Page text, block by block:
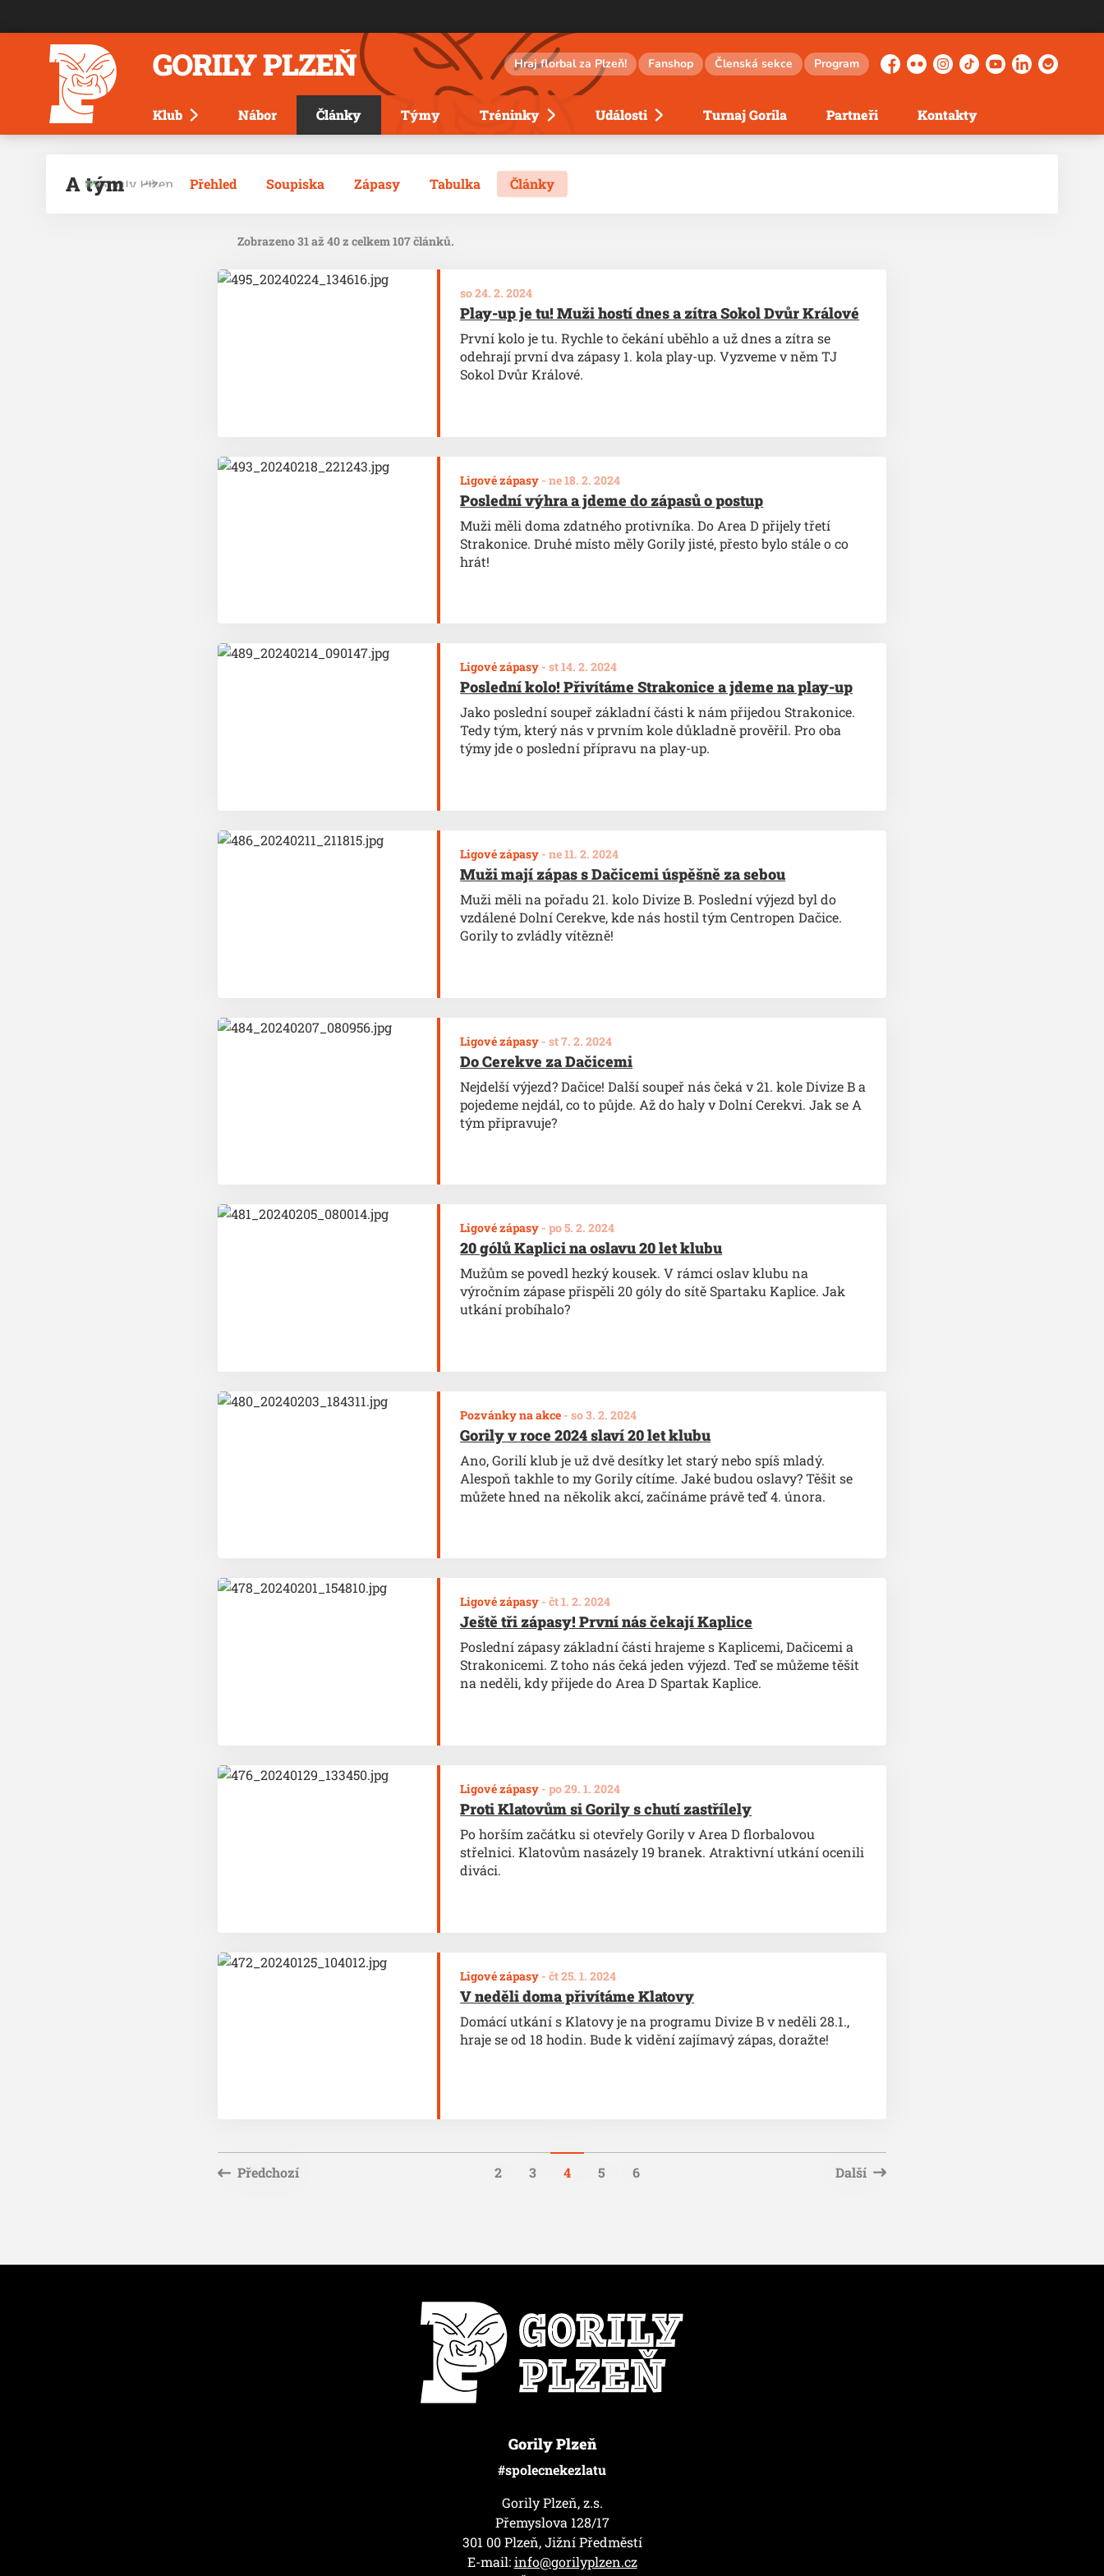
GORILY PLZEŇ Hraj florbal za Plzeň! Fanshop Členská sekce Program Facebook
FlickrInstagram
TikTokYouTubeLinkedInHerohero
Klub Nábor Články Týmy Tréninky Události Turnaj Gorila Partneři Kontakty
A tým Přehled Soupiska Zápasy Tabulka Články
Zobrazeno 31 až 40 z celkem 107 článků.
so 24. 2. 2024
Play-up je tu! Muži hostí dnes a zítra Sokol Dvůr Králové
První kolo je tu. Rychle to čekání uběhlo a už dnes a zítra se
odehrají první dva zápasy 1. kola play-up. Vyzveme v něm TJ
Sokol Dvůr Králové.
Ligové zápasy -ne 18. 2. 2024
Poslední výhra a jdeme do zápasů o postup
Muži měli doma zdatného protivníka. Do Area D přijely třetí
Strakonice. Druhé místo měly Gorily jisté, přesto bylo stále o co
hrát!
Ligové zápasy -st 14. 2. 2024
Poslední kolo! Přivítáme Strakonice a jdeme na play-up
Jako poslední soupeř základní části k nám přijedou Strakonice.
Tedy tým, který nás v prvním kole důkladně prověřil. Pro oba
týmy jde o poslední přípravu na play-up.
Ligové zápasy -ne 11. 2. 2024
Muži mají zápas s Dačicemi úspěšně za sebou
Muži měli na pořadu 21. kolo Divize B. Poslední výjezd byl do
vzdálené Dolní Cerekve, kde nás hostil tým Centropen Dačice.
Gorily to zvládly vítězně!
Ligové zápasy -st 7. 2. 2024
Do Cerekve za Dačicemi
Nejdelší výjezd? Dačice! Další soupeř nás čeká v 21. kole Divize B a
pojedeme nejdál, co to půjde. Až do haly v Dolní Cerekvi. Jak se A
tým připravuje?
Ligové zápasy -po 5. 2. 2024
20 gólů Kaplici na oslavu 20 let klubu
Mužům se povedl hezký kousek. V rámci oslav klubu na
výročním zápase přispěli 20 góly do sítě Spartaku Kaplice. Jak
utkání probíhalo?
Pozvánky na akce -so 3. 2. 2024
Gorily v roce 2024 slaví 20 let klubu
Ano, Gorilí klub je už dvě desítky let starý nebo spíš mladý.
Alespoň takhle to my Gorily cítíme. Jaké budou oslavy? Těšit se
můžete hned na několik akcí, začínáme právě teď 4. února.
Ligové zápasy -čt 1. 2. 2024
Ještě tři zápasy! První nás čekají Kaplice
Poslední zápasy základní části hrajeme s Kaplicemi, Dačicemi a
Strakonicemi. Z toho nás čeká jeden výjezd. Teď se můžeme těšit
na neděli, kdy přijede do Area D Spartak Kaplice.
Ligové zápasy -po 29. 1. 2024
Proti Klatovům si Gorily s chutí zastřílely
Po horším začátku si otevřely Gorily v Area D florbalovou
střelnici. Klatovům nasázely 19 branek. Atraktivní utkání ocenili
diváci.
Ligové zápasy -čt 25. 1. 2024
V neděli doma přivítáme Klatovy
Domácí utkání s Klatovy je na programu Divize B v neděli 28.1.,
hraje se od 18 hodin. Bude k vidění zajímavý zápas, doražte!
Předchozí 2 3 4 5 6 Další
Gorily Plzeň
#spolecnekezlatu
Gorily Plzeň, z.s.
Přemyslova 128/17
301 00 Plzeň, Jižní Předměstí
E-mail:info@gorilyplzen.cz